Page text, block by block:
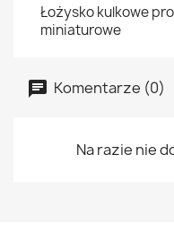
Łożysko kulkowe
miniaturowe
Komentarze (0)
Na razie nie